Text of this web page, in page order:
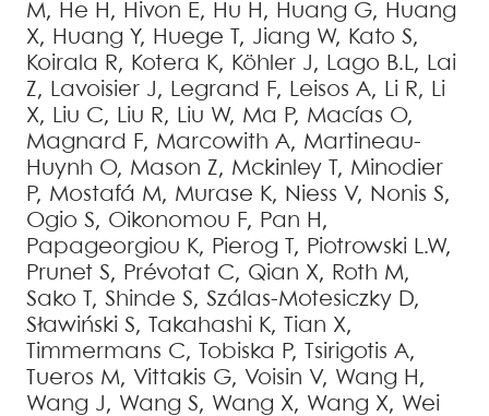
M, He H , Hivon E, Hu H , Huang G, Huang
X, Huang Y, Huege , Jiang W, Kato S,
Koirala R, Kotera K, Köhler J, Lago B.L, Lai
Z, Lavoisier J, Legrand F, Leisos A, Li R, Li
X, Liu C, Liu R, Liu W, Ma P, Macías O,
Magnard
F, Marcowith A, Martineau-
Huynh O, Mason Z, Mckinley , Minodier
P, Mostafá M, Murase K, Niess V, Nonis S,
Ogio S, Oikonomou F, Pan H ,
Papageorgiou K, Pierog , Piotrowski L.W,
Prunet S, Prévotat C, Qian X, Roth M,
Sako
, Shinde S, Szálas-Motesiczky D,
Sławiński S, Takahashi K, Tian X,
Timmermans C, Tobiska P, Tsirigotis A,
Tueros M, Vittakis G, Voisin V, Wang H ,
Wang J, Wang S, Wang X, Wang X, Wei